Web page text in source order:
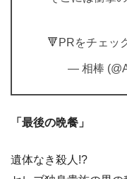
🔻PRをチェッ
— 相棒
「最後の晩餐」
遺体なき殺人!?